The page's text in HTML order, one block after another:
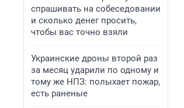
спрашивать на собеседовании
и сколько денег просить,
чтобы вас точно взяли
Украинские дроны второй раз
за месяц ударили по одному и
тому же НПЗ: полыхает пожар,
есть раненые